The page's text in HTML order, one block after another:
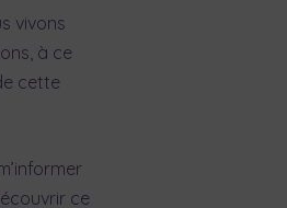
vivons
à ce
cette
ce